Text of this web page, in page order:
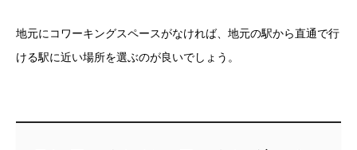
地元にコワーキングスペースがなければ、地元の駅から直通で行
ける駅に近い場所を選ぶのが良いでしょう。